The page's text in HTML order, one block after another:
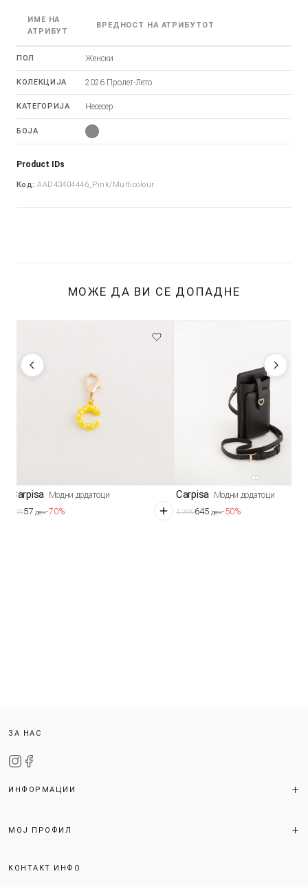
ИМЕ НА
АТРИБУТ
ВРЕДНОСТ НА АТРИБУТОТ
ПОЛ Женски
КОЛЕКЦИЈА 2026 Пролет-Лето
КАТЕГОРИЈА Несесер
БОЈА
Product IDs
Код: AAD43404446_Pink/Multicolour
МОЖЕ ДА ВИ СЕ ДОПАДНЕ
Carpisa Модни додатоци
19057 ден-70%
Carpisa Модни додатоци
1.290645 ден-50%
ЗА НАС
ИНФОРМАЦИИ
МОЈ ПРОФИЛ
КОНТАКТ ИНФО